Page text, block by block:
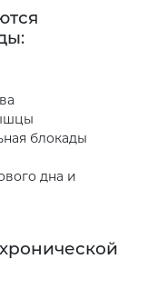
блокады
дна и